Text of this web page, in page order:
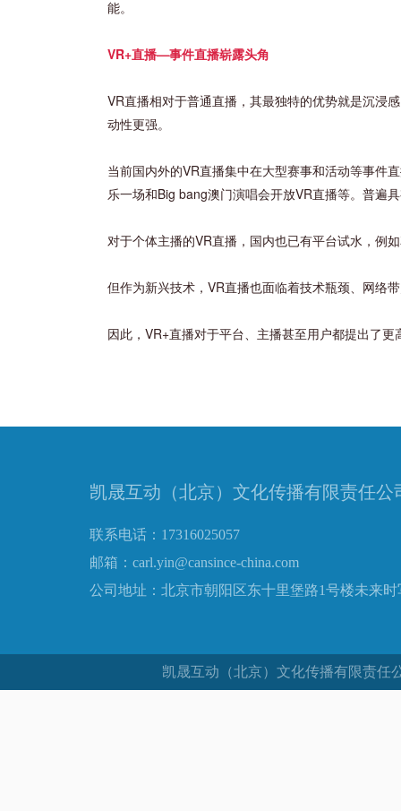
能。
VR+直播—事件直播崭露头角
VR直播相对于普通直播，其最独特的优势就是沉浸
动性更强。
当前国内外的VR直播集中在大型赛事和活动等事件
乐一场和Big bang澳门演唱会开放VR直播等。普遍
对于个体主播的VR直播，国内也已有平台试水，例
但作为新兴技术，VR直播也面临着技术瓶颈、网络
因此，VR+直播对于平台、主播甚至用户都提出了
凯晟互动（北京）文化传播有限责任公
联系电话：17316025057
邮箱：carl.yin@cansince-china.com
公司地址：北京市朝阳区东十里堡路1号楼未来时
凯晟互动（北京）文化传播有限责